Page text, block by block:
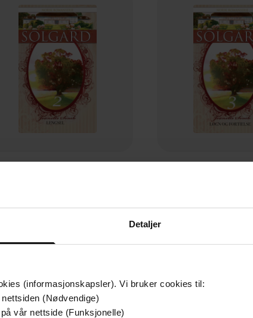
Detaljer
(informasjonskapsler). Vi bruker cookies til:
(Nødvendige)
vår nettside (Funksjonelle)
EBOK EBOK